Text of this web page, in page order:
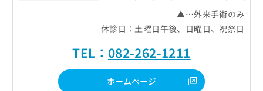
▲…外来手術のみ
休診日：土曜日午後、日曜日、祝祭日
TEL： 082-262-1211
ホームページ